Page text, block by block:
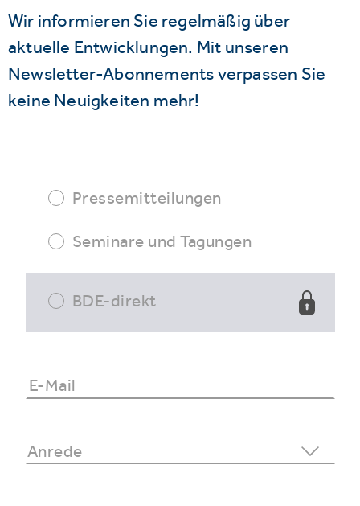
Wir informieren Sie regelmäßig über
aktuelle Entwicklungen. Mit unseren
Newsletter-Abonnements verpassen Sie
keine Neuigkeiten mehr!
Pressemitteilungen
Seminare und Tagungen
BDE-direkt